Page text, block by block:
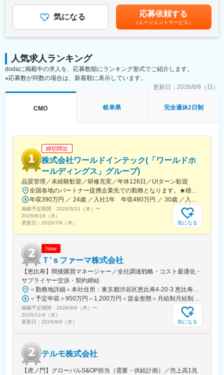
・担当製品の販売活動、各種販促イベントの企画運営
・製品適正使用のための技術サポート（手術の立会いあり）
・製品適正使用に必要となる文献・資料・製品関連情報の提供
■担当製品：
心臓や下肢の血管の病気に対し、カテーテルを用いて治療する
「バスキュラーインターベンション（血管内カテーテル治療）」
肝臓がんの化学療法「インターベンショナルオンコロジー」に関
医師が求める操作性や品質を追求するとともに、患者さんの身体
https://www.terumo.co.jp/business/tis
■配属エリア：
国内支店のいずれかの配属となります。それぞれ在籍拠点をベー
スにチームでエリアを担当しています。業務を通じた「感動」と
「成長」を大事にする職場でチーム活動を重視した風土です。
■担当に関して：
大学病院などの基幹病院を担当いただきます。
■仕事の魅力：
治療部位や手順に合わせて多様な製品を展開する中で、患者さん
には治療効果とQOLの向上を、ドクターには手技において最大限
のパフォーマンスを発揮できる製品を提供することを目指してい
ます。中でもMRは製品情報提供のみならず、販売した医療機器が
安全に使用されるために研修会を開催しり、使用にあたってのト
レーニングの機会を提供するなど重要な役割を担っているため、
やりがいを感じられます。
はあくまでも目安の金額であり、選考を通じて上下する可能性が
あります。月給(月額)は固定手当を含めた表記です。
気になる 応募依頼する
（エージェントサービス）
人気求人ランキング
dodaに掲載中の求人を、応募数順にランキング形式でご紹介します。
※応募数が同数の場合は、新着順に表示しています。
更新日： 2026/8/9（日）
CMO 岐阜県 完全週休2日制
締切間近
株式会社ワールドインテック(「ワールドホ
ールディングス」グループ)
品質管理／未経験歓迎／研修充実／年休126日／UIターン歓迎
全国各地のパートナー提携企業先での勤務となります。★積極採用中エリア東京・神奈川・千葉・埼玉・大阪・京都・滋賀・兵庫・愛知・三重・福岡※北海道・沖縄県を除く45都府県に多彩なプロジェクトを用意。※勤務地は希望を最大限考慮して決定します。※U・Iターン歓迎！住宅補助あり（月6万7000円まで会社補助）＼NEW！エリア制度導入／全国でスキルを伸ばしたい方も、好きな場所で研究をしたい方も、ご希望をお聞かせください！詳細は選考時にご案内いたします。【配属先企業の一例】中外製薬株式会社中外製薬工業株式会社株式会社明治堺化学工業株式会社日本化薬株式会社日東電工株式会社 豊橋事業所ニプロファーマ株式会社 大舘工場株式会社カネカ株式会社DNPファインケミカル宇都宮株式会社中外医科学研究所東邦チタニウム株式会社高田製薬株式会社株式会社理研ジェネシス株式会社マテリアルゲート三井化学EMS株式会社株式会社エネコート 他
年収390万円 ／ 24歳 ／入社1年 年収480万円 ／ 30歳 ／入社6年
掲載予定期間： 2026/5/21（木） 〜
2026/8/19（水）
更新日： 2026/7/9（木） 気になる
New
Ｔ’ｓファーマ株式会社
【恵比寿】間接購買マネージャー／全社調達戦略・コスト最適化・
サプライヤー交渉・契約締結
＜勤務地詳細＞本社住所：東京都渋谷区恵比寿4-20-3 恵比寿ガーデンプレイスタワー18F勤務地最寄駅：各線／恵比寿駅受動喫煙対策：屋内全面禁煙変更の範囲：会社の定める事業所（リモートワーク含む）
＜予定年収＞950万円～1,200万円＜賃金形態＞月給制月給制。ご経験等により変動あり、当社既定により決定。＜賃金内訳＞月額（基本給）：688,000円～869,000円＜月給＞688,000円～869,000円＜昇給有無＞有＜残業手当＞有＜給与補足＞ご経験等により変動あり、当社既定により決定。業績賞与年1回、昇給年1回。賃金はあくまでも目安の金額であり、選考を通じて上下する可能性があります。月給(月額)は固定手当を含めた表記です。
掲載予定期間： 2026/8/6（木） 〜
2026/11/4（水）
更新日： 2026/8/6（木） 気になる
テルモ株式会社
【虎ノ門】グローバルS&OP担当（需要・供給計画）／売上高1兆